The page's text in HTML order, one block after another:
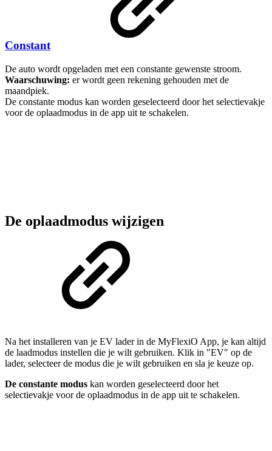
Constant
De auto wordt opgeladen met een constante gewenste stroom.
Waarschuwing: er wordt geen rekening gehouden met de
maandpiek.
De constante modus kan worden geselecteerd door het selectievakje
voor de oplaadmodus in de app uit te schakelen.
De oplaadmodus wijzigen
Na het installeren van je EV lader in de MyFlexiO App, je kan altijd
de laadmodus instellen die je wilt gebruiken. Klik in "EV" op de
lader, selecteer de modus die je wilt gebruiken en sla je keuze op.
De constante modus kan worden geselecteerd door het
selectievakje voor de oplaadmodus in de app uit te schakelen.